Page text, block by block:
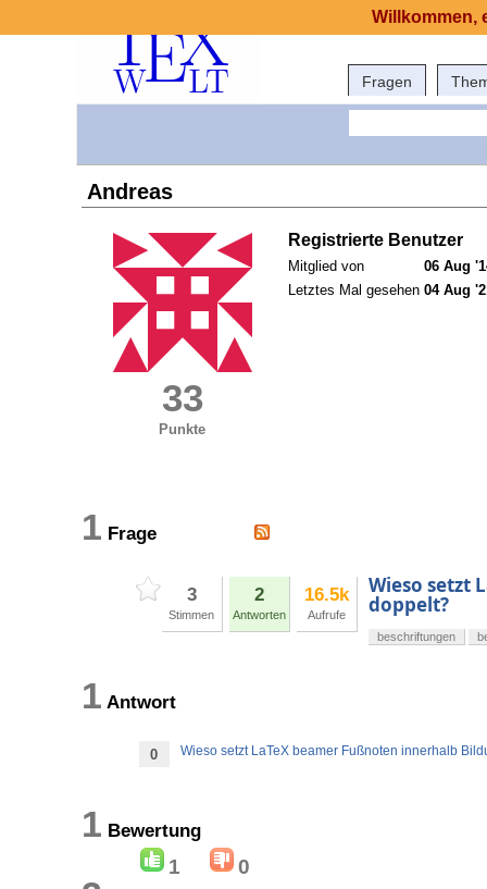
Fragen
Andreas
33
Punkte
Registrierte Benutzer
Mitglied von
06 Aug
Letztes Mal gesehen 04 Aug
1 Frage
3
Stimmen
2
Antworten
16.5k
Aufrufe
Wieso setzt
doppelt?
beschriftungen
1 Antwort
0 Wieso setzt LaTeX beamer Fußnoten innerhalb
1 Bewertung
1 0
Willkommen,